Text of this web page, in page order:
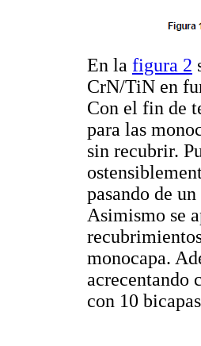
En la figura 2
CrN/TiN en
Con el fin de
para las
sin recubrir.
pasando de
Asimismo se
monocapa.
acrecentando
con 10